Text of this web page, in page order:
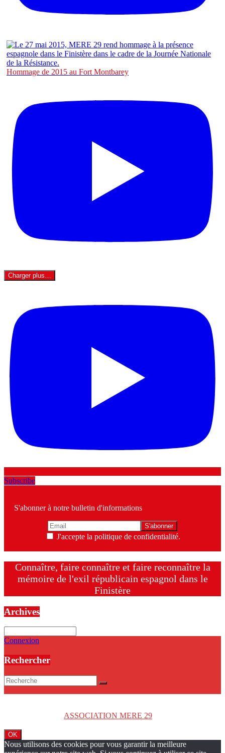
Hommage de 2015 au Fort Montbarey
Charger plus…
Subscribe
S'abonner à notre bulletin d'informations
J'accepte la politique de confidentialité.
Connaître, faire connaître et faire reconnaître la
mémoire de l'exil républicain espagnol dans le
Finistère
Archives
Connexion
Rechercher
ASSOCIATION MERE 29
OK
Nous utilisons des cookies pour vous garantir la meilleure